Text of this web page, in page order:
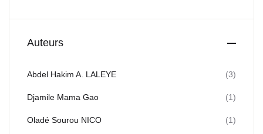
Auteurs
Abdel Hakim A. LALEYE (3)
Djamile Mama Gao (1)
Oladé Sourou NICO (1)